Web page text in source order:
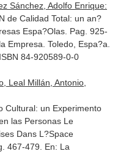
Sánchez, Adolfo Enrique:
de Calidad Total: un an?
Espa?Olas. Pag. 925-
Empresa . Toledo, Espa?a.
84-920589-0-0
Leal Millán, Antonio,
Cultural: un Experimento
las Personas Le
Dans L?Space
467-479. En: La